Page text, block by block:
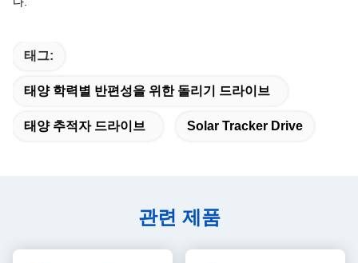
태그:
태양 학력별 반편성을 위한 돌리기 드라이브
태양 추적자 드라이브 Solar Tracker Drive
관련 제품